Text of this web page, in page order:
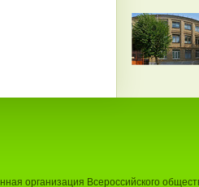
организация Всероссийского